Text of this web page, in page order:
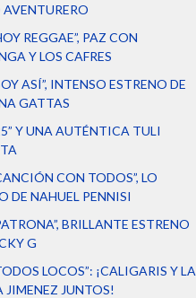
REGGAE”, PAZ CON
Y LOS CAFRES
ASÍ”, INTENSO ESTRENO DE
GATTAS
Y UNA AUTÉNTICA TULI
CON TODOS”, LO
DE NAHUEL PENNISI
BRILLANTE ESTRENO
G
LOCOS”: ¡CALIGARIS Y LA
JIMENEZ JUNTOS!